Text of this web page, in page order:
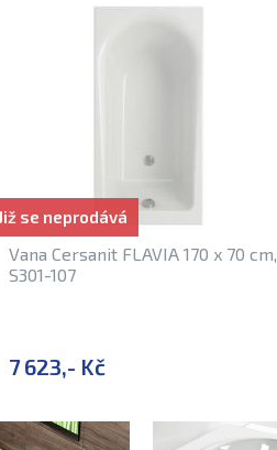
Vana Cersanit FLAVIA 170 x 70 cm,
S301-107
7 623,- Kč
se neprodává